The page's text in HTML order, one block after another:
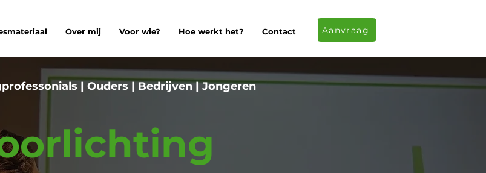
Over mij Voor wie? Hoe werkt het? Contact Aanvraag
| Ouders | Bedrijven|Jongeren